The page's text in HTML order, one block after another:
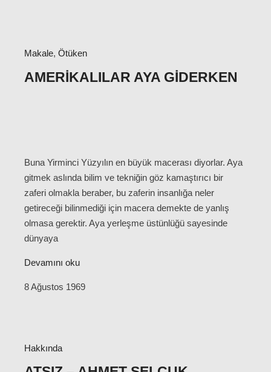
Makale, Ötüken
AMERIKALILAR AYA GIDERKEN
Buna Yirminci Yüzyılın en büyük macerası diyorlar. Aya
gitmek aslında bilim ve tekniğin göz kamaştırıcı bir
zaferi olmakla beraber, bu zaferin insanlığa neler
getireceği bilinmediği için macera demekte de yanlış
olmasa gerektir. Aya yerleşme üstünlüğü sayesinde
dünyaya
Devamını oku
8 Ağustos 1969
Hakkında